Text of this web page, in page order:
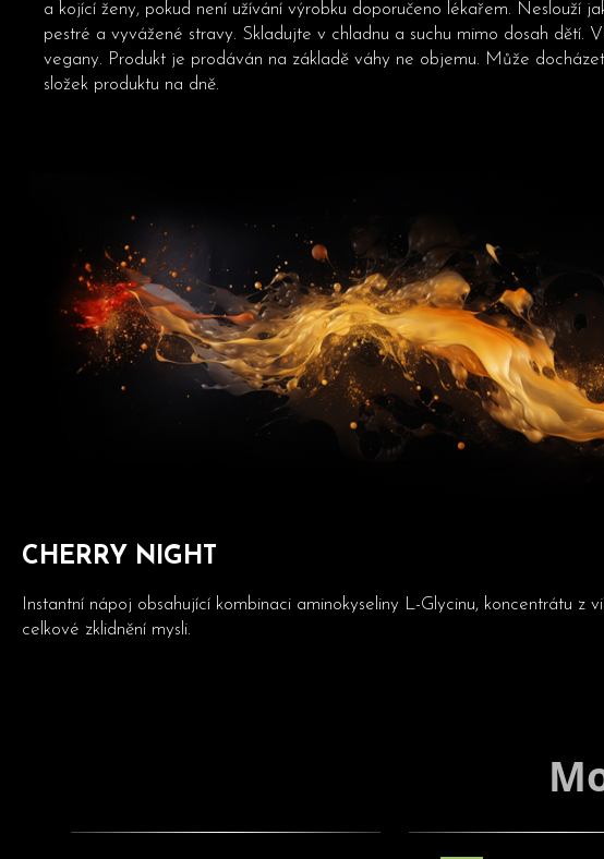
a kojící ženy, pokud není užívání výrobku doporučeno lékařem. Neslouží
pestré a vyvážené stravy. Skladujte v chladnu a suchu mimo dosah dětí.
vegany. Produkt je prodáván na základě váhy ne objemu. Může
složek produktu na dně.
CHERRY NIGHT
Instantní nápoj obsahující kombinaci aminokyseliny L-Glycinu, koncentrátu
celkové zklidnění mysli.